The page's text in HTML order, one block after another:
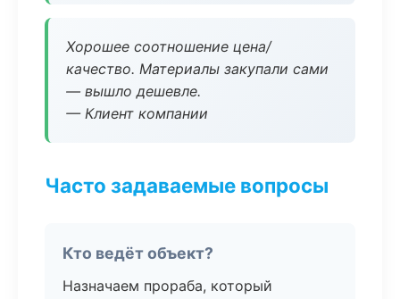
Хорошее соотношение цена/
качество. Материалы закупали сами
— вышло дешевле.
— Клиент компании
Часто задаваемые вопросы
Кто ведёт объект?
Назначаем прораба, который